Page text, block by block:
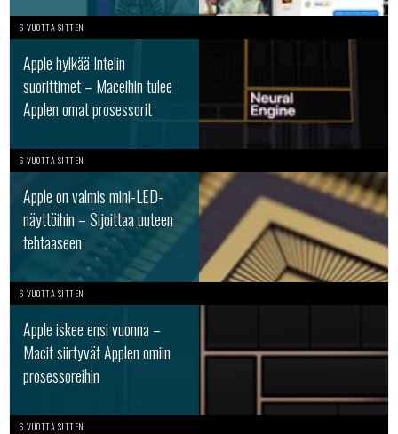
6 VUOTTA SITTEN
Apple hylkää Intelin
suorittimet – Maceihin tulee
Applen omat prosessorit
6 VUOTTA SITTEN
Apple on valmis mini-LED-
näyttöihin – Sijoittaa uuteen
tehtaaseen
6 VUOTTA SITTEN
Apple iskee ensi vuonna –
Macit siirtyvät Applen omiin
prosessoreihin
6 VUOTTA SITTEN